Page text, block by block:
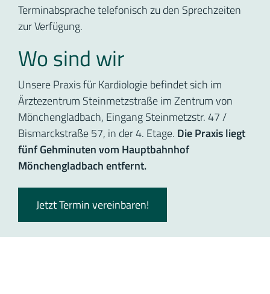
Terminabsprache telefonisch zu den Sprechzeiten
zur Verfügung.
Wo sind wir
Unsere Praxis für Kardiologie befindet sich im
Ärztezentrum Steinmetzstraße im Zentrum von
Mönchengladbach, Eingang Steinmetzstr. 47 /
Bismarckstraße 57, in der 4. Etage. Die Praxis liegt
fünf Gehminuten vom Hauptbahnhof
Mönchengladbach entfernt.
Jetzt Termin vereinbaren!